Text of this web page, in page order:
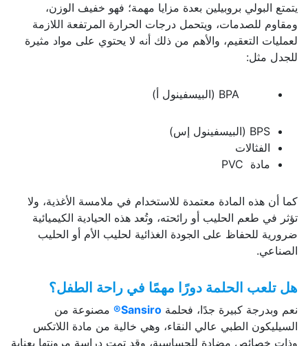
يتمتع البولي بروبيلين بعدة مزايا مهمة؛ فهو خفيف الوزن،
ومقاوم للصدمات، ويتحمل درجات الحرارة المرتفعة اللازمة
لعمليات التعقيم، والأهم من ذلك أنه لا يحتوي على مواد مثيرة
للجدل مثل:
BPS (البيسفينول إس)
الفثالات
مادة PVC
كما أن هذه المادة معتمدة للاستخدام في ملامسة الأغذية، ولا
تؤثر في طعم الحليب أو رائحته، وتُعد هذه الحيادية الكيميائية
ضرورية للحفاظ على الجودة الغذائية لحليب الأم أو الحليب
الصناعي.
هل تلعب الحلمة دورًا مهمًا في راحة الطفل؟
نعم وبدرجة كبيرة جدًا، فحلمة Sansiro®
مصنوعة من
السيليكون الطبي عالي النقاء، وهي خالية من مادة اللاتكس
وذات خصائص مضادة للحساسية، وقد تمت دراسة مرونتها بعناية